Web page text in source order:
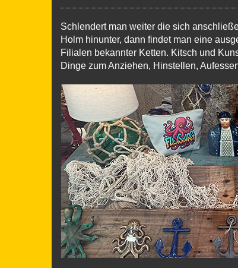
Schlendert man weiter die sich
Holm hinunter, dann findet man eine
Filialen bekannter Ketten. Kitsch und
Dinge zum Anziehen, Hinstellen,